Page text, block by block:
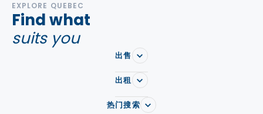
EXPLORE QUEBEC
Find what
suits you
出售
出租
热门搜索